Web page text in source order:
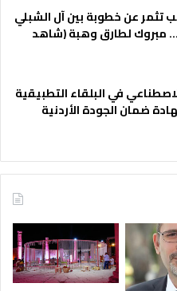
عن خطوبة بين آل الشبلي
مبروك لطارق وهبة (شاهد
في البلقاء التطبيقية
ضمان الجودة الأردنية